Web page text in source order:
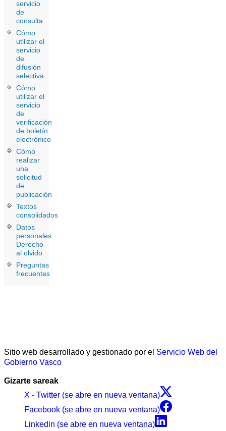
servicio
de
consulta
Cómo
utilizar el
servicio
de
difusión
selectiva
Cómo
utilizar el
servicio
de
verificación
de boletín
electrónico
Cómo
realizar
una
solicitud
de
publicación
Textos
consolidados
Datos
personales.
Derecho
al olvido
Preguntas
frecuentes
Sitio web desarrollado y gestionado por el Servicio Web del
Gobierno Vasco
Gizarte sareak
X - Twitter (se abre en nueva ventana)
Facebook (se abre en nueva ventana)
Linkedin (se abre en nueva ventana)